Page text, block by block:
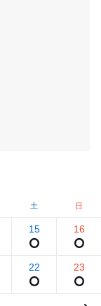
土 日
15 16
22 23